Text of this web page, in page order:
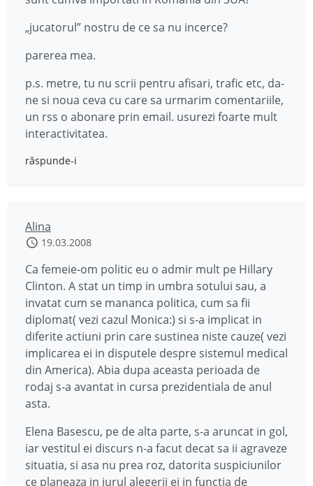
„jucatorul” nostru de ce sa nu incerce?
parerea mea.
p.s. metre, tu nu scrii pentru afisari, trafic etc, da-
ne si noua ceva cu care sa urmarim comentariile,
un rss o abonare prin email. usurezi foarte mult
interactivitatea.
răspunde-i
Alina
19.03.2008
Ca femeie-om politic eu o admir mult pe Hillary
Clinton. A stat un timp in umbra sotului sau, a
invatat cum se mananca politica, cum sa fii
diplomat( vezi cazul Monica:) si s-a implicat in
diferite actiuni prin care sustinea niste cauze( vezi
implicarea ei in disputele despre sistemul medical
din America). Abia dupa aceasta perioada de
rodaj s-a avantat in cursa prezidentiala de anul
asta.
Elena Basescu, pe de alta parte, s-a aruncat in gol,
iar vestitul ei discurs n-a facut decat sa ii agraveze
situatia, si asa nu prea roz, datorita suspiciunilor
ce planeaza in jurul alegerii ei in functia de